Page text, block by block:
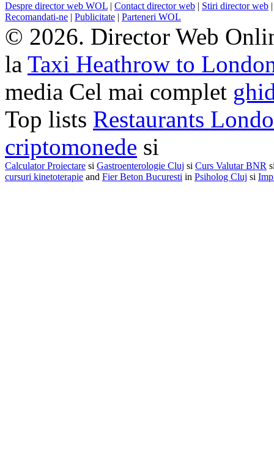
Despre director web WOL | Contact director web | Stiri director web
Recomandati-ne | Publicitate | Parteneri WOL
© 2026. Director Web
la Taxi Heathrow to
media Cel mai complet
Top lists Restaurants
criptomonede si
Calculator Proiectare si Gastroenterologie Cluj si Curs Valutar BNR
cursuri kinetoterapie and Fier Beton Bucuresti in Psiholog Cluj si